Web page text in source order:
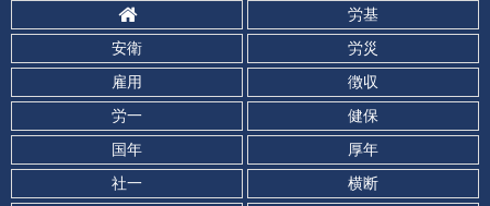
労基
安衛
労災
雇用
徴収
労一
健保
国年
厚年
社一
横断